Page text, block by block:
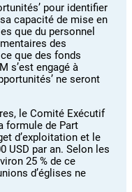
pour identifier
capacité de mise en
que du personnel
des
que des fonds
s’est engagé à
ne seront
le Comité Exécutif
formule de Part
d’exploitation et le
USD par an. Selon les
25 % de ce
d’églises ne